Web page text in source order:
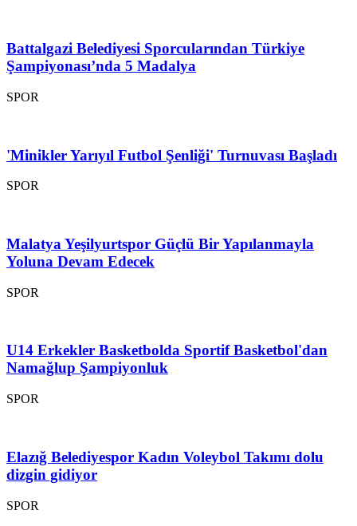
Battalgazi Belediyesi Sporcularından Türkiye
Şampiyonası’nda 5 Madalya
SPOR
'Minikler Yarıyıl Futbol Şenliği' Turnuvası Başladı
SPOR
Malatya Yeşilyurtspor Güçlü Bir Yapılanmayla
Yoluna Devam Edecek
SPOR
U14 Erkekler Basketbolda Sportif Basketbol'dan
Namağlup Şampiyonluk
SPOR
Elazığ Belediyespor Kadın Voleybol Takımı dolu
dizgin gidiyor
SPOR